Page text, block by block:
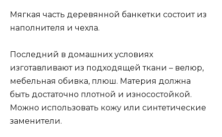
Мягкая часть деревянной банкетки состоит из
наполнителя и чехла.
Последний в домашних условиях
изготавливают из подходящей ткани – велюр,
мебельная обивка, плюш. Материя должна
быть достаточно плотной и износостойкой.
Можно использовать кожу или синтетические
заменители.